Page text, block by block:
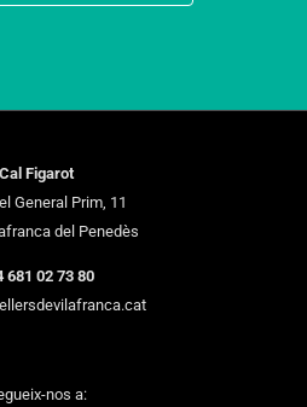
Cal Figarot
General Prim, 11
del Penedès
681 02 73 80
nos a: